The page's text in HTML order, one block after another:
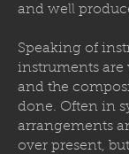
and well
Speaking of
instruments are
and the
done. Often in
arrangements
over present,